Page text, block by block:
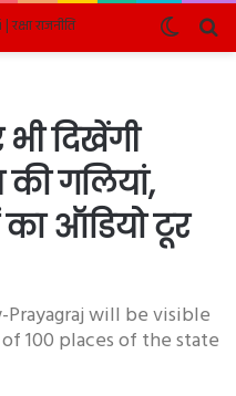
Switch
skin
भी दिखेंगी
गलियां,
ऑडियो टूर
will be visible
100 places of the state